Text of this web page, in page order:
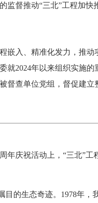
督推动“三北”工程加快
入、精准化发力，推动
2024年以来组织实施
查单位党组，督促建
祝活动上，“三北”工
生态奇迹。1978年，